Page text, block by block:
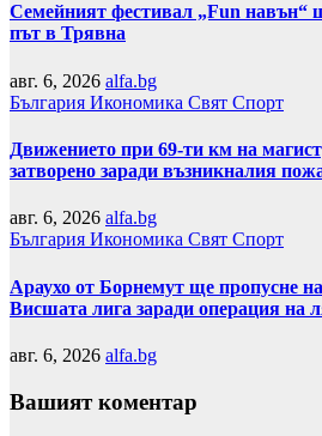
Семейният фестивал „Fun навън“
път в Трявна
авг. 6, 2026 alfa.bg
България Икономика Свят Спорт
Движението при 69-ти км на
затворено заради възникналия
авг. 6, 2026 alfa.bg
България Икономика Свят Спорт
Араухо от Борнемут ще пропусне
Висшата лига заради операция на
авг. 6, 2026 alfa.bg
Вашият коментар